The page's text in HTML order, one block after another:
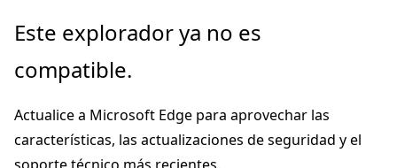
Ir
contenido
Este explorador ya no es
compatible.
Actualice a Microsoft Edge para aprovechar las
características, las actualizaciones de seguridad y el